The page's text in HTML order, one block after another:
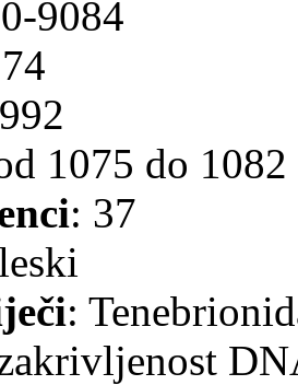
9084
1075 do 1082
: 37
: